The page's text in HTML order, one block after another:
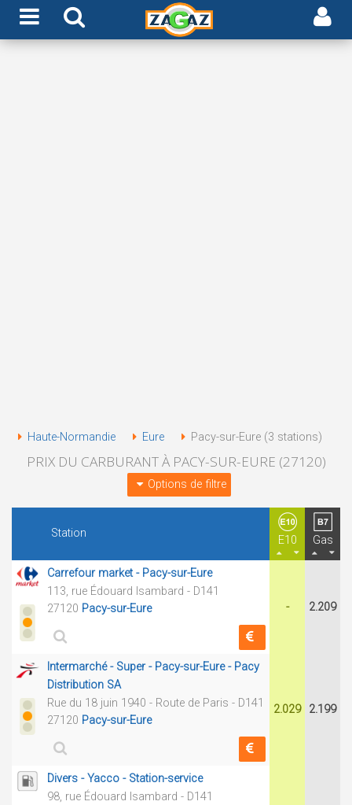
Haute-Normandie Eure Pacy-sur-Eure (3 stations)
PRIX DU CARBURANT À PACY-SUR-EURE (27120)
Options de filtre
Station
E10 Gas
Carrefour market - Pacy-sur-Eure
113, rue Édouard Isambard - D141
27120 Pacy-sur-Eure - 2.209
Intermarché - Super - Pacy-sur-Eure - Pacy
Distribution SA
Rue du 18 juin 1940 - Route de Paris - D141
27120 Pacy-sur-Eure
2.029 2.199
Divers - Yacco - Station-service
98, rue Édouard Isambard - D141